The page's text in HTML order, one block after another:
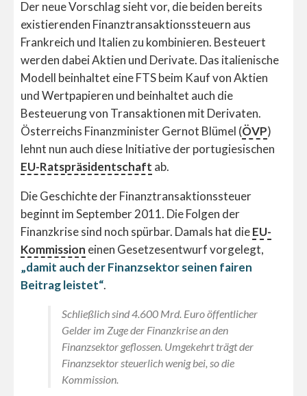
Der neue Vorschlag sieht vor, die beiden bereits
existierenden Finanztransaktionssteuern aus
Frankreich und Italien zu kombinieren. Besteuert
werden dabei Aktien und Derivate. Das italienische
Modell beinhaltet eine FTS beim Kauf von Aktien
und Wertpapieren und beinhaltet auch die
Besteuerung von Transaktionen mit Derivaten.
Österreichs Finanzminister Gernot Blümel (ÖVP)
lehnt nun auch diese Initiative der portugiesischen
EU-Ratspräsidentschaft ab.
Die Geschichte der Finanztransaktionssteuer
beginnt im September 2011. Die Folgen der
Finanzkrise sind noch spürbar. Damals hat dieEU-
Kommission einen Gesetzesentwurf vorgelegt,
„damit auch der Finanzsektor seinen fairen
Beitrag leistet“.
Schließlich sind 4.600 Mrd. Euro öffentlicher
Gelder im Zuge der Finanzkrise an den
Finanzsektor geflossen. Umgekehrt trägt der
Finanzsektor steuerlich wenig bei, so die
Kommission.